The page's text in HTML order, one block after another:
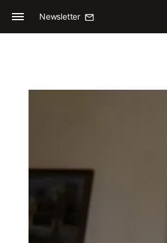
Newsletter